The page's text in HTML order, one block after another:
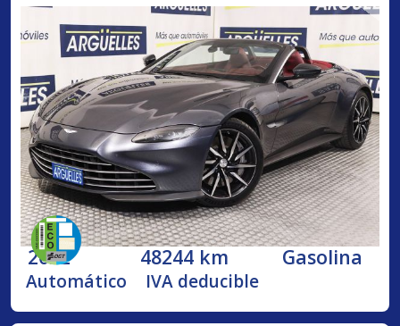
2022 48244 km Gasolina
Automático IVA deducible